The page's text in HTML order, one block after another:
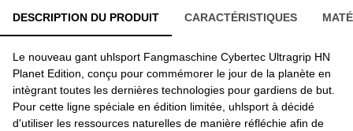
DESCRIPTION DU PRODUIT CARACTÉRISTIQUES
Le nouveau gant uhlsport Fangmaschine Cybertec Ultragrip HN
Planet Edition, conçu pour commémorer le jour de la planète en
intègrant toutes les dernières technologies pour gardiens de but.
Pour cette ligne spéciale en édition limitée, uhlsport à décidé
d'utiliser les ressources naturelles de manière réfléchie afin de